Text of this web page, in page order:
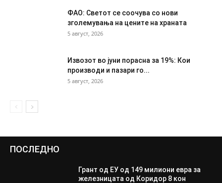
ФАО: Светот се соочува со нови
зголемувања на цените на храната
5 август, 2026
Извозот во јуни порасна за 19%: Кои
производи и пазари го...
5 август, 2026
ПОСЛЕДНО
Грант од ЕУ од 149 милиони евра за
железницата од Коридор 8 кон